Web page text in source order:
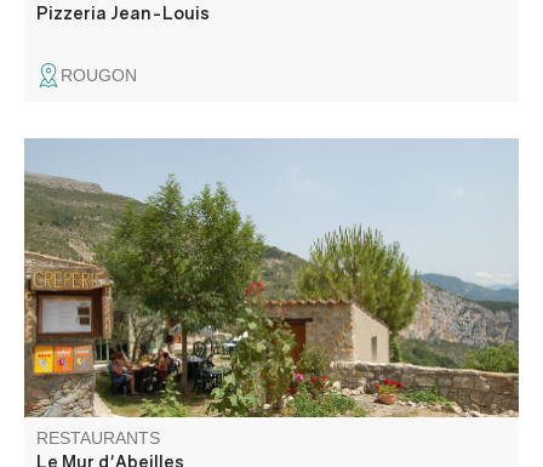
Pizzeria Jean-Louis
ROUGON
La crêperie le Mur d'Abeilles vous propose des crêpes
salées, sucrées, des salades composés, des glaces,
boissons sur sa terrasse panoramique. C'est un endroit
rêvé, perché dans ce joli petit village pittoresque,
surplombant les Gorges du Verdon.
RESTAURANTS
Le Mur d'Abeilles